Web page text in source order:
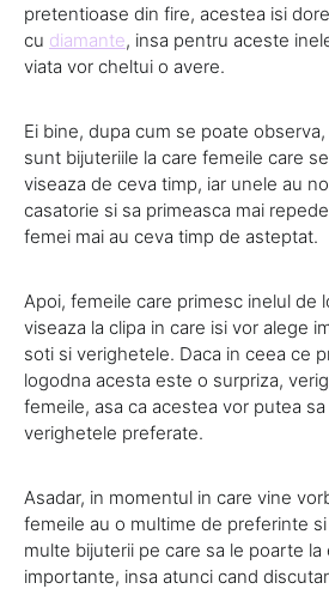
pretentioase din fire, acestea isi
cu diamante, insa pentru aceste
viata vor cheltui o avere.
Ei bine, dupa cum se poate
sunt bijuteriile la care femeile care
viseaza de ceva timp, iar unele au
casatorie si sa primeasca mai
femei mai au ceva timp de asteptat.
Apoi, femeile care primesc inelul de
viseaza la clipa in care isi vor alege
soti si verighetele. Daca in ceea ce
logodna acesta este o surpriza,
femeile, asa ca acestea vor putea
verighetele preferate.
Asadar, in momentul in care vine
femeile au o multime de preferinte
multe bijuterii pe care sa le poarte
importante, insa atunci cand